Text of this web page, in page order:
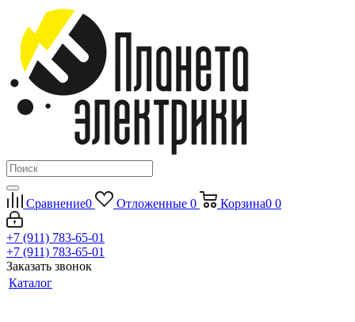
Сравнение0 Отложенные 0 Корзина0 0
+7 (911) 783-65-01
+7 (911) 783-65-01
Заказать звонок
Каталог